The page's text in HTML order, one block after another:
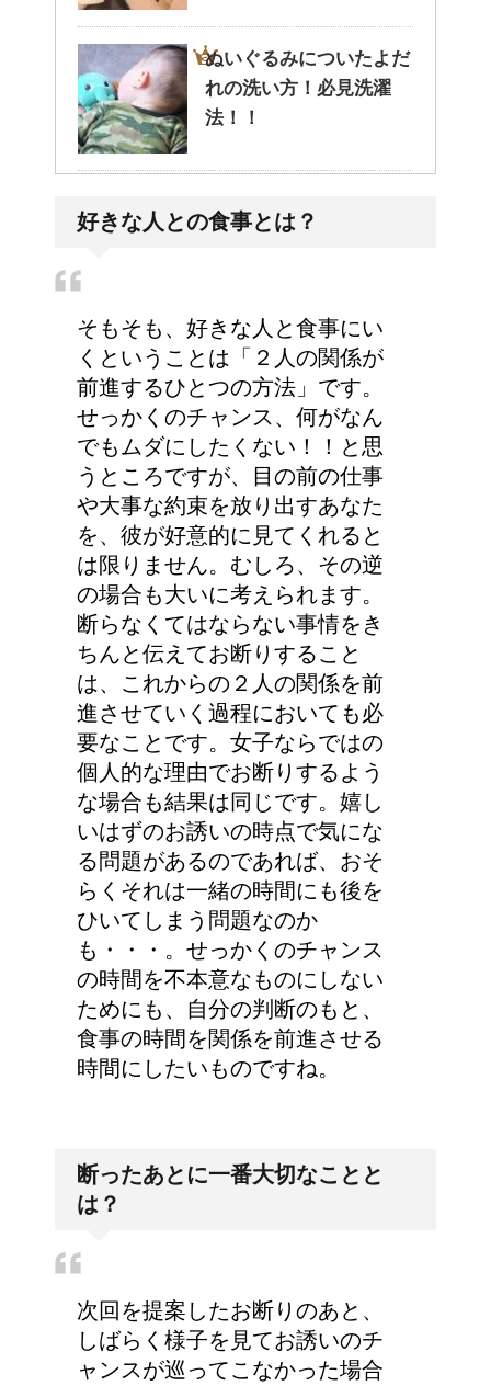
ぬいぐるみについたよだ
れの洗い方！必見洗濯
法！！
レの水を流す部分の名前
好きな人との食事とは？
そもそも、好きな人と食事にい
くということは「２人の関係が
前進するひとつの方法」です。
せっかくのチャンス、何がなん
でもムダにしたくない！！と思
うところですが、目の前の仕事
や大事な約束を放り出すあなた
を、彼が好意的に見てくれると
は限りません。むしろ、その逆
の場合も大いに考えられます。
断らなくてはならない事情をき
ちんと伝えてお断りすること
は、これからの２人の関係を前
進させていく過程においても必
要なことです。女子ならではの
個人的な理由でお断りするよう
な場合も結果は同じです。嬉し
いはずのお誘いの時点で気にな
る問題があるのであれば、おそ
らくそれは一緒の時間にも後を
ひいてしまう問題なのか
も・・・。せっかくのチャンス
の時間を不本意なものにしない
ためにも、自分の判断のもと、
食事の時間を関係を前進させる
時間にしたいものですね。
断ったあとに一番大切なことと
は？
次回を提案したお断りのあと、
しばらく様子を見てお誘いのチ
ャンスが巡ってこなかった場合